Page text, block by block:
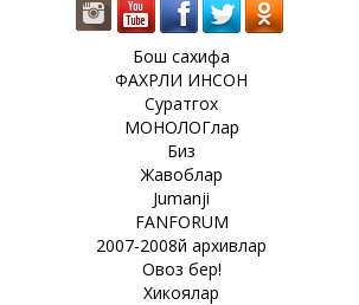
Бош сахифа
ФАХРЛИ ИНСОН
Суратгох
МОНОЛОГлар
Биз
Жавоблар
Jumanji
FANFORUM
2007-2008й архивлар
Овоз бер!
Хикоялар